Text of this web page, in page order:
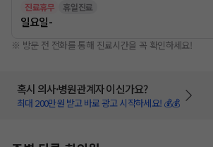
진료휴무 휴일진료
일요일-
※ 방문 전 전화를 통해 진료시간을 꼭 확인하세요!
혹시 의사·병원관계자 이신가요?
최대 200만원 받고 바로 광고 시작하세요! 💰💰